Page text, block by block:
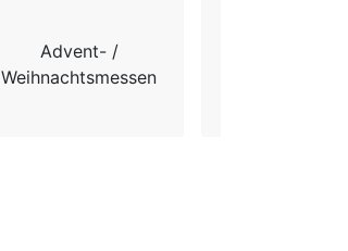
Advent- /
Weihnachtsmessen